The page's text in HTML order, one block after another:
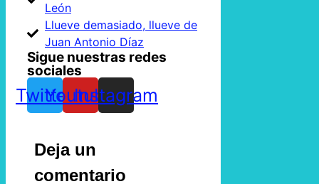
León
Llueve demasiado, llueve de
Juan Antonio Díaz
Sigue nuestras redes
sociales
TwitterYoutube
Instagram
Deja un
comentario